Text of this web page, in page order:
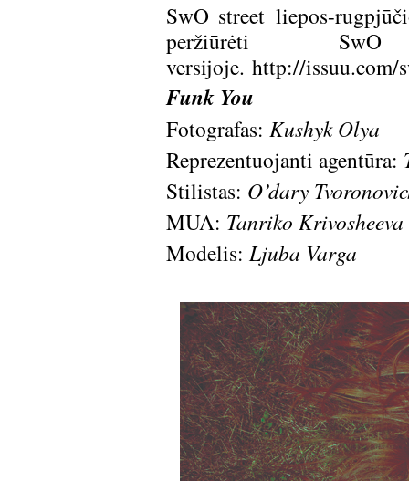
SwO street liepos-
peržiūrėti
versijoje. http://issuu.com/
Funk You
Fotografas: Kushyk Olya
Reprezentuojanti agentūra:
Stilistas: O’dary
MUA: Tanriko Krivosheeva
Modelis: Ljuba Varga